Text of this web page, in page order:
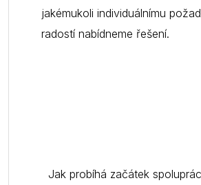
jakémukoli individuálnímu
radostí nabídneme řešení.
Jak probíhá začátek